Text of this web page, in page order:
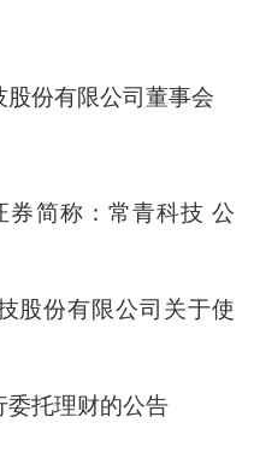
份有限公司董事会
券简称：常青科技 公
股份有限公司关于使
托理财的公告